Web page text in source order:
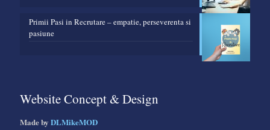
Primii Pasi in Recrutare – empatie, perseverenta si
pasiune
Website Concept & Design
Made by DLMikeMOD